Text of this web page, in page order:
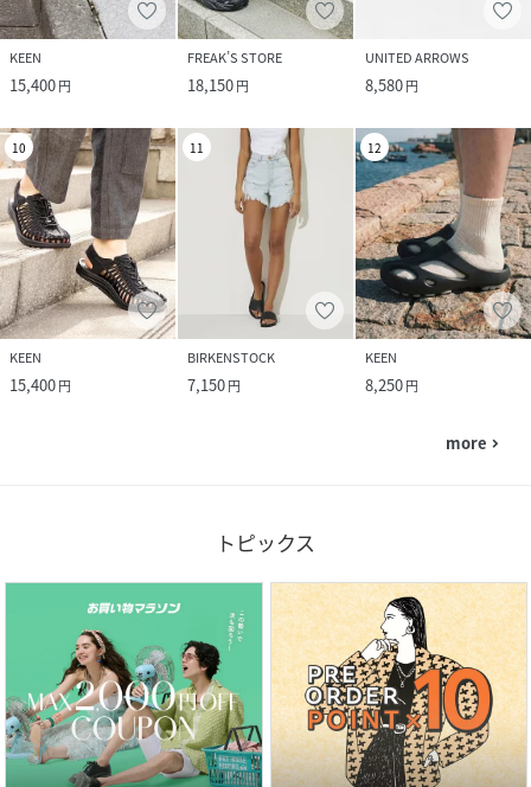
KEEN
15,400円
FREAK’S STORE
18,150円
UNITED ARROWS
8,580円
10
KEEN
15,400円
11
BIRKENSTOCK
7,150円
12
KEEN
8,250円
more navigate_next
トピックス